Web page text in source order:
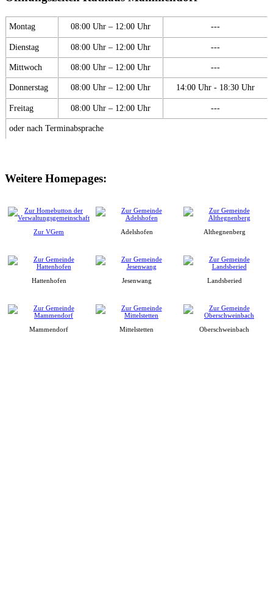
Montag 08:00 Uhr – 12:00 Uhr ---
Dienstag 08:00 Uhr – 12:00 Uhr ---
Mittwoch 08:00 Uhr – 12:00 Uhr ---
Donnerstag 08:00 Uhr – 12:00 Uhr 14:00 Uhr - 18:30 Uhr
Freitag 08:00 Uhr – 12:00 Uhr ---
oder nach Terminabsprache
Weitere Homepages:
Zur VGem Adelshofen Althegnenberg
Hattenhofen Jesenwang Landsberied
Mammendorf Mittelstetten Oberschweinbach